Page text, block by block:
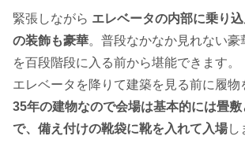
緊張しながら エレベータの内部に乗り
の装飾も豪華。普段なかなか見れない豪
を百段階段に入る前から堪能できます。
エレベータを降りて建築を見る前に履物
35年の建物なので会場は基本的には畳
で、備え付けの靴袋に靴を入れて入場し